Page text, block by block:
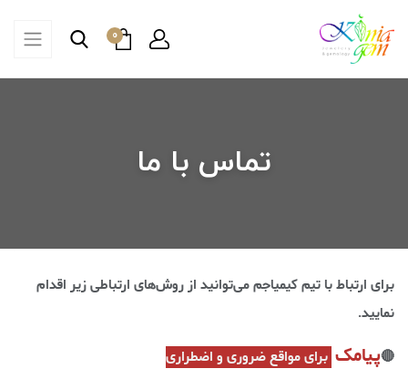
0
تماس با ما
برای ارتباط با تیم کیمیاجم می‌توانید از روش‌های ارتباطی زیر اقدام
نمایید.
🔴پیامک برای مواقع ضروری و اضطراری